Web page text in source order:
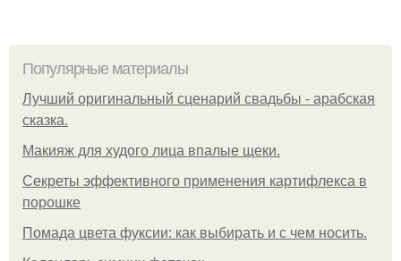
Популярные материалы
Лучший оригинальный сценарий свадьбы - арабская
сказка.
Макияж для худого лица впалые щеки.
Секреты эффективного применения картифлекса в
порошке
Помада цвета фуксии: как выбирать и с чем носить.